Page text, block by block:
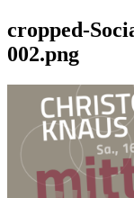
cropped-
002.png